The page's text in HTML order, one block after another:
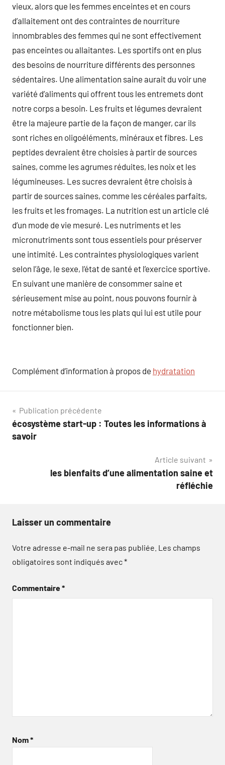
vieux, alors que les femmes enceintes et en cours
d’allaitement ont des contraintes de nourriture
innombrables des femmes qui ne sont effectivement
pas enceintes ou allaitantes. Les sportifs ont en plus
des besoins de nourriture différents des personnes
sédentaires. Une alimentation saine aurait du voir une
variété d’aliments qui offrent tous les entremets dont
notre corps a besoin. Les fruits et légumes devraient
être la majeure partie de la façon de manger, car ils
sont riches en oligoéléments, minéraux et fibres. Les
peptides devraient être choisies à partir de sources
saines, comme les agrumes réduites, les noix et les
légumineuses. Les sucres devraient être choisis à
partir de sources saines, comme les céréales parfaits,
les fruits et les fromages. La nutrition est un article clé
d’un mode de vie mesuré. Les nutriments et les
micronutriments sont tous essentiels pour préserver
une intimité. Les contraintes physiologiques varient
selon l’âge, le sexe, l’état de santé et l’exercice sportive.
En suivant une manière de consommer saine et
sérieusement mise au point, nous pouvons fournir à
notre métabolisme tous les plats qui lui est utile pour
fonctionner bien.
Complément d’information à propos de hydratation
Navigation
de
Publication précédente
écosystème start-up : Toutes les informations à
savoir
Article suivant
les bienfaits d’une alimentation saine et
réfléchie
Laisser un commentaire
Votre adresse e-mail ne sera pas publiée. Les champs
obligatoires sont indiqués avec*
Commentaire*
Nom*